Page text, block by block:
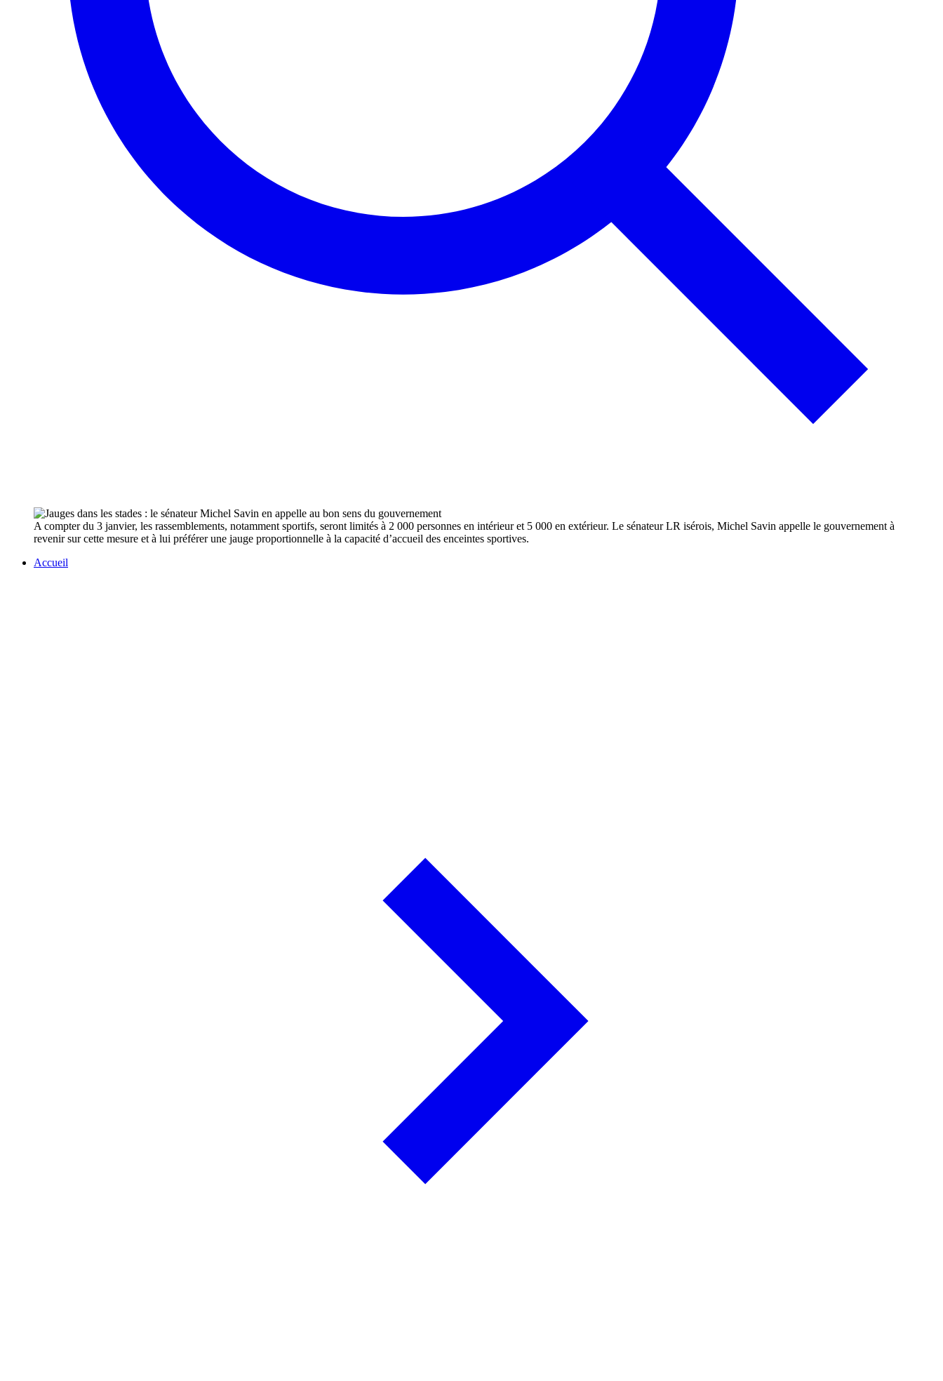
A compter du 3 janvier, les rassemblements, notamment sportifs, seront limités à 2 000 personnes en intérieur et 5 000 en extérieur. Le sénateur LR isérois, Michel Savin appelle le gouvernement à
revenir sur cette mesure et à lui préférer une jauge proportionnelle à la capacité d’accueil des enceintes sportives.
Accueil